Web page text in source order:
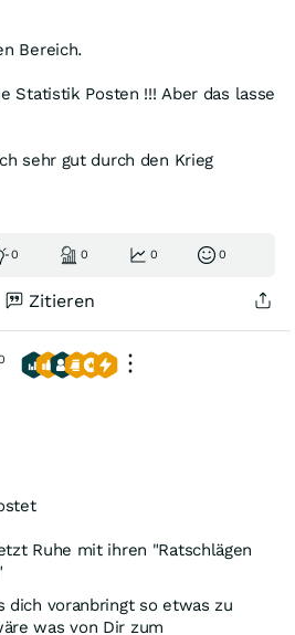
Bereich.
Statistik Posten !!! Aber das lasse
sehr gut durch den Krieg
0 0 0 0
Zitieren
Ruhe mit ihren "Ratschlägen
dich voranbringt so etwas zu
was von Dir zum